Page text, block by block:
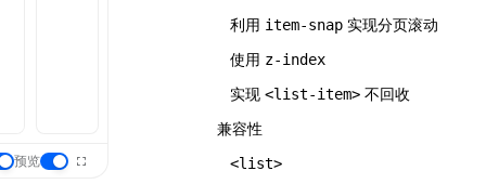
预览
利用 item-snap 实现分页滚动
使用 z-index
实现 <list-item> 不回收
兼容性
<list>